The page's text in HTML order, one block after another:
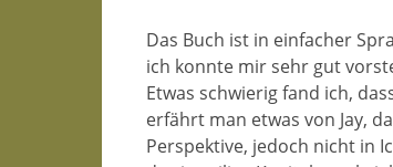
Das Buch ist in einfacher
ich konnte mir sehr gut
Etwas schwierig fand ich,
erfährt man etwas von Jay,
Perspektive, jedoch nicht in